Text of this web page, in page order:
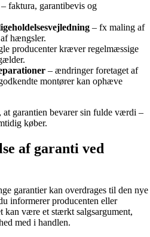
– faktura, garantibevis og
– fx maling af
hængsler.
producenter kræver regelmæssige
– ændringer foretaget af
montører kan ophæve
at garantien bevarer sin fulde værdi –
køber.
af garanti ved
garantier kan overdrages til den nye
informerer producenten eller
kan være et stærkt salgsargument,
med i handlen.